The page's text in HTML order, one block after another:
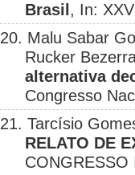
Brasil , In:
20. Malu Sabar
Rucker
alternativa
Congresso
21. Tarcísio
RELATO DE
CONGRESSO